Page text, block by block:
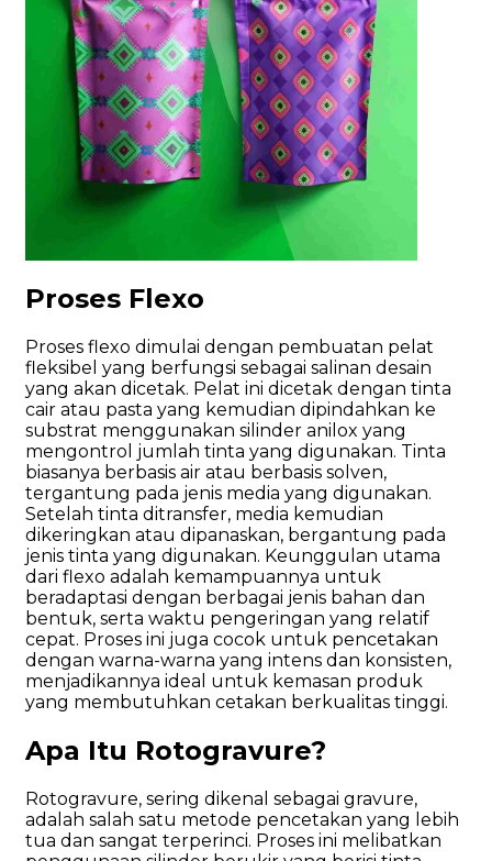
Proses Flexo
Proses flexo dimulai dengan pembuatan pelat
fleksibel yang berfungsi sebagai salinan desain
yang akan dicetak. Pelat ini dicetak dengan tinta
cair atau pasta yang kemudian dipindahkan ke
substrat menggunakan silinder anilox yang
mengontrol jumlah tinta yang digunakan. Tinta
biasanya berbasis air atau berbasis solven,
tergantung pada jenis media yang digunakan.
Setelah tinta ditransfer, media kemudian
dikeringkan atau dipanaskan, bergantung pada
jenis tinta yang digunakan. Keunggulan utama
dari flexo adalah kemampuannya untuk
beradaptasi dengan berbagai jenis bahan dan
bentuk, serta waktu pengeringan yang relatif
cepat. Proses ini juga cocok untuk pencetakan
dengan warna-warna yang intens dan konsisten,
menjadikannya ideal untuk kemasan produk
yang membutuhkan cetakan berkualitas tinggi.
Apa Itu Rotogravure?
Rotogravure, sering dikenal sebagai gravure,
adalah salah satu metode pencetakan yang lebih
tua dan sangat terperinci. Proses ini melibatkan